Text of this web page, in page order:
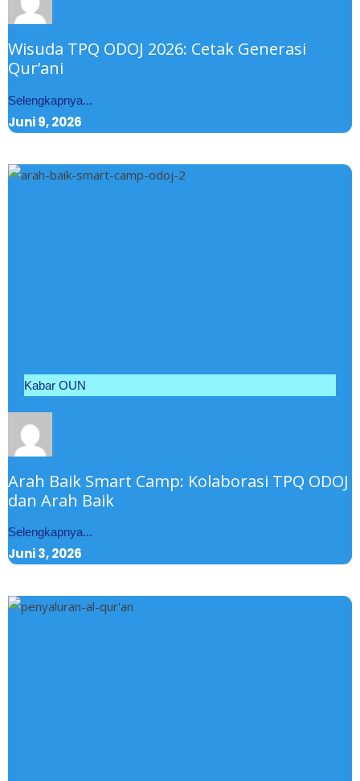
Wisuda TPQ ODOJ 2026: Cetak Generasi
Qur’ani
Selengkapnya...
Juni 9, 2026
Kabar OUN
Arah Baik Smart Camp: Kolaborasi TPQ ODOJ
dan Arah Baik
Selengkapnya...
Juni 3, 2026